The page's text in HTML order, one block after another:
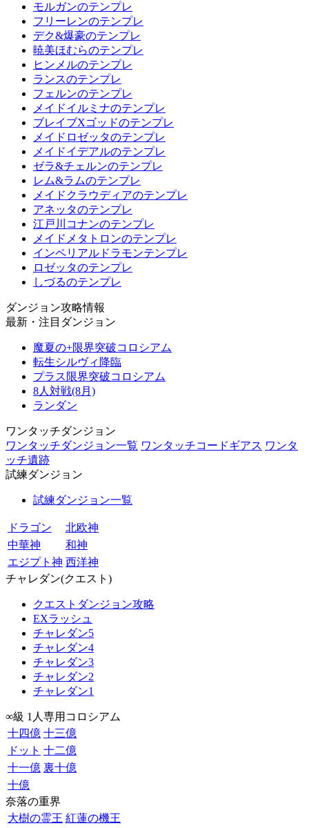
モルガンのテンプレ
フリーレンのテンプレ
デク&爆豪のテンプレ
暁美ほむらのテンプレ
ヒンメルのテンプレ
ランスのテンプレ
フェルンのテンプレ
メイドイルミナのテンプレ
ブレイブXゴッドのテンプレ
メイドロゼッタのテンプレ
メイドイデアルのテンプレ
ゼラ&チェルンのテンプレ
レム&ラムのテンプレ
メイドクラウディアのテンプレ
アネッタのテンプレ
江戸川コナンのテンプレ
メイドメタトロンのテンプレ
インペリアルドラモンテンプレ
ロゼッタのテンプレ
しづるのテンプレ
ダンジョン攻略情報
最新・注目ダンジョン
魔夏の+限界突破コロシアム
転生シルヴィ降臨
プラス限界突破コロシアム
8人対戦(8月)
ランダン
ワンタッチダンジョン
ワンタッチダンジョン一覧 ワンタッチコードギアス ワンタ
ッチ遺跡
試練ダンジョン
試練ダンジョン一覧
ドラゴン
北欧神
中華神
和神
エジプト神 西洋神
チャレダン(クエスト)
クエストダンジョン攻略
EXラッシュ
チャレダン5
チャレダン4
チャレダン3
チャレダン2
チャレダン1
∞級 1人専用コロシアム
十四億 十三億
ドット 十二億
十一億 裏十億
十億
奈落の重界
大樹の霊王 紅蓮の機王